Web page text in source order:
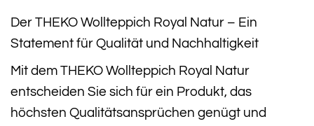
Der THEKO Wollteppich Royal Natur – Ein
Statement für Qualität und Nachhaltigkeit
Mit dem THEKO Wollteppich Royal Natur
entscheiden Sie sich für ein Produkt, das
höchsten Qualitätsansprüchen genügt und